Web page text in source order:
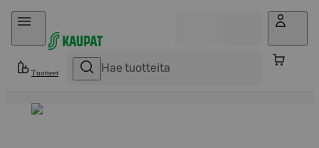
Hyppää sisältöön
Tuotteet